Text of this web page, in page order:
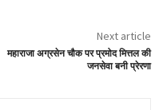
Next article
महाराजा अग्रसेन चौक पर प्रमोद मित्तल की
जनसेवा बनी प्रेरणा